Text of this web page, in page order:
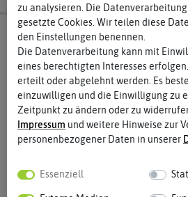
zu analysieren. Die
gesetzte Cookies. Wir teilen diese
den Einstellungen benennen.
Die Datenverarbeitung kann mit
eines berechtigten Interesses
erteilt oder abgelehnt werden. Es
einzuwilligen und die Einwilligung zu
Zeitpunkt zu ändern oder zu
Impressum und weitere Hinweise zur
personenbezogener Daten in unserer
Essenziell